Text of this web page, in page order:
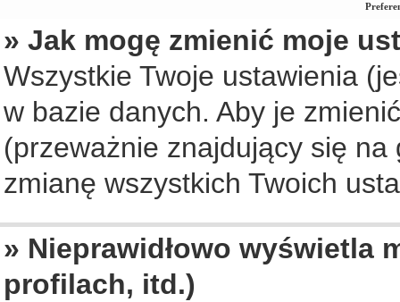
» Jak mogę zmienić moje
Wszystkie Twoje ustawienia
w bazie danych. Aby je
(przeważnie znajdujący się
zmianę wszystkich Twoich
» Nieprawidłowo wyświetla
profilach, itd.)